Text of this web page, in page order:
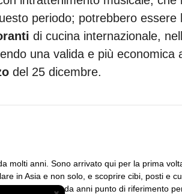
periodo; potrebbero
di cucina internazionale,
una valida e più economica
del 25 dicembre.
molti anni. Sono arrivato qui per la prima
in Asia e non solo, e scoprire cibi, posti e
Sono da anni punto di riferimento